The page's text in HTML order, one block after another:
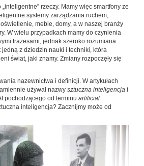
rzeczy. Mamy więc smartfony ze
systemy zarządzania ruchem,
meble, domy, a w naszej branży
W wielu przypadkach mamy do czynienia
frazesami, jednak szeroko rozumiana
z dziedzin nauki i techniki, która
świat, jaki znamy. Zmiany rozpoczęły się
nazewnictwa i definicji. W artykułach
używał nazwy sztuczna inteligencja i
pochodzącego od terminu artificial
inteligencja? Zacznijmy może od